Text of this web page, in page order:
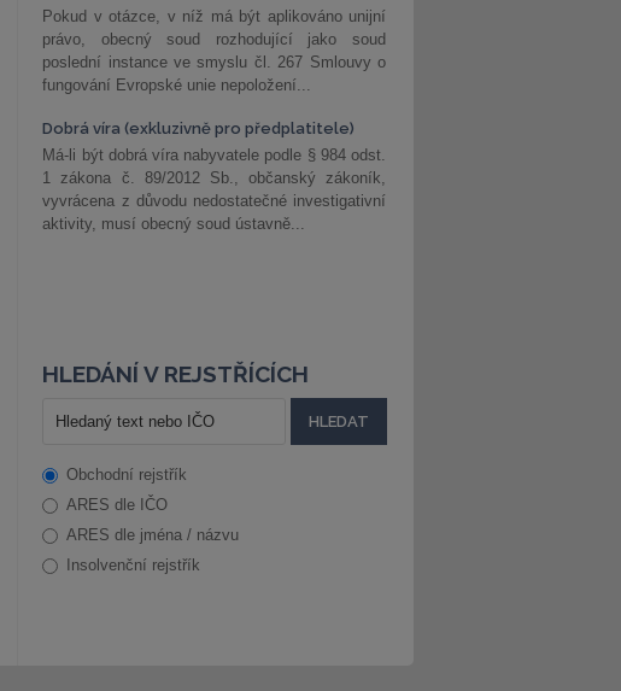
Pokud v otázce, v níž má být aplikováno unijní
právo, obecný soud rozhodující jako soud
poslední instance ve smyslu čl. 267 Smlouvy o
fungování Evropské unie nepoložení...
Dobrá víra (exkluzivně pro předplatitele)
Má-li být dobrá víra nabyvatele podle § 984 odst.
1 zákona č. 89/2012 Sb., občanský zákoník,
vyvrácena z důvodu nedostatečné investigativní
aktivity, musí obecný soud ústavně...
HLEDÁNÍ V REJSTŘÍCÍCH
Obchodní rejstřík
ARES dle IČO
ARES dle jména / názvu
Insolvenční rejstřík